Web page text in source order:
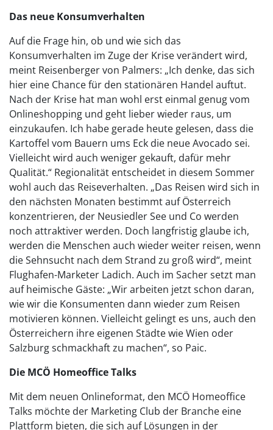
Das neue Konsumverhalten
Auf die Frage hin, ob und wie sich das
Konsumverhalten im Zuge der Krise verändert wird,
meint Reisenberger von Palmers: „Ich denke, das sich
hier eine Chance für den stationären Handel auftut.
Nach der Krise hat man wohl erst einmal genug vom
Onlineshopping und geht lieber wieder raus, um
einzukaufen. Ich habe gerade heute gelesen, dass die
Kartoffel vom Bauern ums Eck die neue Avocado sei.
Vielleicht wird auch weniger gekauft, dafür mehr
Qualität.“ Regionalität entscheidet in diesem Sommer
wohl auch das Reiseverhalten. „Das Reisen wird sich in
den nächsten Monaten bestimmt auf Österreich
konzentrieren, der Neusiedler See und Co werden
noch attraktiver werden. Doch langfristig glaube ich,
werden die Menschen auch wieder weiter reisen, wenn
die Sehnsucht nach dem Strand zu groß wird“, meint
Flughafen-Marketer Ladich. Auch im Sacher setzt man
auf heimische Gäste: „Wir arbeiten jetzt schon daran,
wie wir die Konsumenten dann wieder zum Reisen
motivieren können. Vielleicht gelingt es uns, auch den
Österreichern ihre eigenen Städte wie Wien oder
Salzburg schmackhaft zu machen“, so Paic.
Die MCÖ Homeoffice Talks
Mit dem neuen Onlineformat, den MCÖ Homeoffice
Talks möchte der Marketing Club der Branche eine
Plattform bieten, die sich auf Lösungen in der